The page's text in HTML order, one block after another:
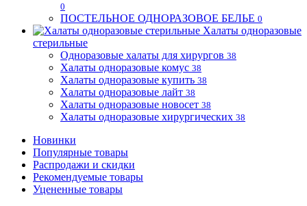
0
ПОСТЕЛЬНОЕ ОДНОРАЗОВОЕ БЕЛЬЕ 0
Халаты одноразовые
стерильные
Одноразовые халаты для хирургов 38
Халаты одноразовые комус 38
Халаты одноразовые купить 38
Халаты одноразовые лайт 38
Халаты одноразовые новосет 38
Халаты одноразовые хирургических 38
Новинки
Популярные товары
Распродажи и скидки
Рекомендуемые товары
Уцененные товары